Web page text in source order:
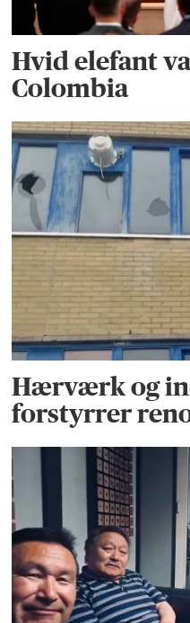
Hvid elefant
Colombia
Hærværk og
forstyrrer